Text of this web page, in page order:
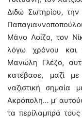
Διδώ Σωτηρίου,
Μάνο Λοΐζο, τον
λόγω χρόνου και
Μανώλη Γλέζο,
κατέβασε, μαζί
ναζιστική
Ακρόπολη… μ’
τα περίλαμπρά